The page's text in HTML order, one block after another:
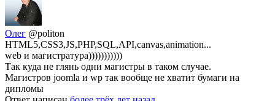
Олег @politon
HTML5,CSS3,JS,PHP,SQL,API,canvas,animation...
web и магистратура)))))))))))
Так куда не глянь одни магистры в таком случае.
Магистров joomla и wp так вообще не хватит бумаги на
дипломы